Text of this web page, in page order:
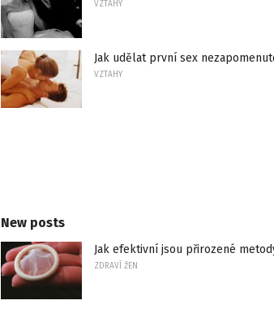
VZTAHY
Jak udělat první sex
VZTAHY
New posts
Jak efektivní jsou přirozené
ZDRAVÍ ŽEN